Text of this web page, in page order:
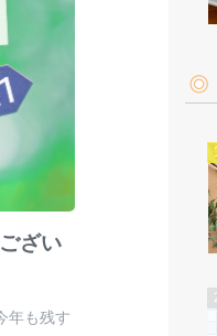
ざい
年も残す